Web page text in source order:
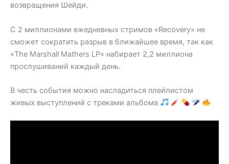
возвращения Шейди.
С 2 миллионами ежедневных стримов «Recovery» не
сможет сократить разрыв в ближайшее время, так как
«The Marshall Mathers LP» набирает 2,2 миллиона
прослушиваний каждый день.
В честь события можно насладиться плейлистом
живых выступлений с треками альбома